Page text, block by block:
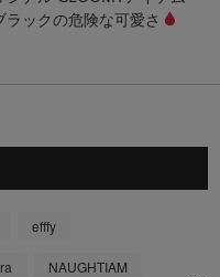
ックの危険な可愛さ
efffy
NAUGHTIAM